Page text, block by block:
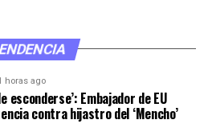
horas ago
esconderse’: Embajador de EU
contra hijastro del ‘Mencho’